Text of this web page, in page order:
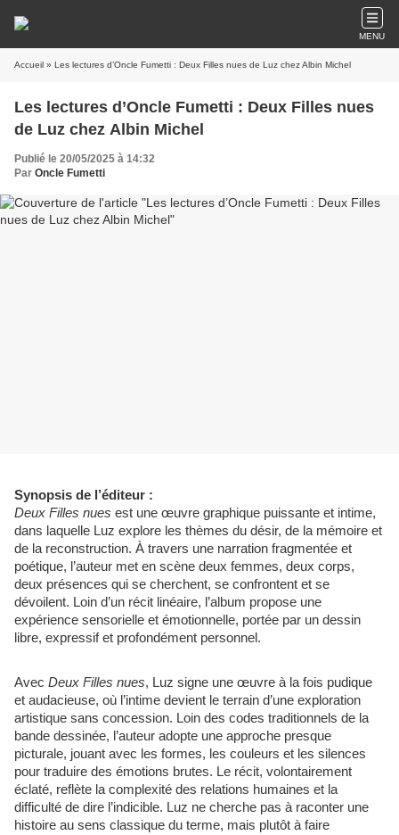
MENU
Accueil » Les lectures d’Oncle Fumetti : Deux Filles nues de Luz chez Albin Michel
Les lectures d’Oncle Fumetti : Deux Filles nues
de Luz chez Albin Michel
Publié le 20/05/2025 à 14:32
Par Oncle Fumetti
Synopsis de l’éditeur :
Deux Filles nues est une œuvre graphique puissante et intime,
dans laquelle Luz explore les thèmes du désir, de la mémoire et
de la reconstruction. À travers une narration fragmentée et
poétique, l’auteur met en scène deux femmes, deux corps,
deux présences qui se cherchent, se confrontent et se
dévoilent. Loin d’un récit linéaire, l’album propose une
expérience sensorielle et émotionnelle, portée par un dessin
libre, expressif et profondément personnel.
Avec Deux Filles nues, Luz signe une œuvre à la fois pudique
et audacieuse, où l’intime devient le terrain d’une exploration
artistique sans concession. Loin des codes traditionnels de la
bande dessinée, l’auteur adopte une approche presque
picturale, jouant avec les formes, les couleurs et les silences
pour traduire des émotions brutes. Le récit, volontairement
éclaté, reflète la complexité des relations humaines et la
difficulté de dire l’indicible. Luz ne cherche pas à raconter une
histoire au sens classique du terme, mais plutôt à faire